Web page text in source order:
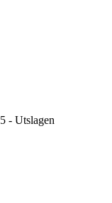
- Utslagen